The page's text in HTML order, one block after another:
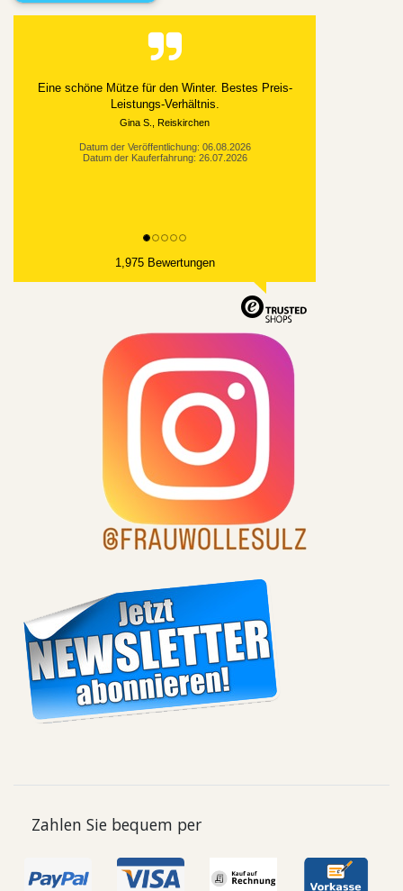
Eine schöne Mütze für den Winter. Bestes Preis-
Leistungs-Verhältnis.
Gina S., Reiskirchen
Datum der Veröffentlichung: 06.08.2026
Datum der Kauferfahrung: 26.07.2026
1,975 Bewertungen
Zahlen Sie bequem per